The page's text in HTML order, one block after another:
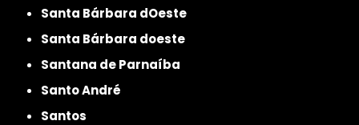
Santa Bárbara dOeste
Santa Bárbara doeste
Santana de Parnaíba
Santo André
Santos